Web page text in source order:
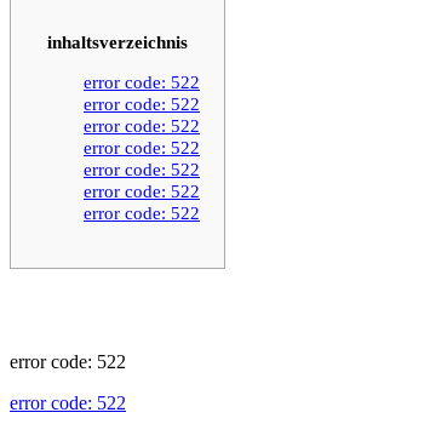
inhaltsverzeichnis
error code: 522
error code: 522
error code: 522
error code: 522
error code: 522
error code: 522
error code: 522
error code: 522
error code: 522